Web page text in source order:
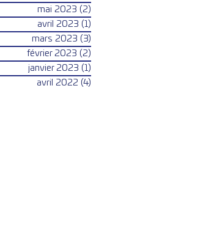
mai 2023 (2)
avril 2023 (1)
mars 2023 (3)
février 2023 (2)
janvier 2023 (1)
avril 2022 (4)